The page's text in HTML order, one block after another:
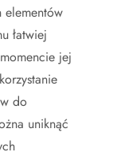
elementów
łatwiej
jej
do
uniknąć